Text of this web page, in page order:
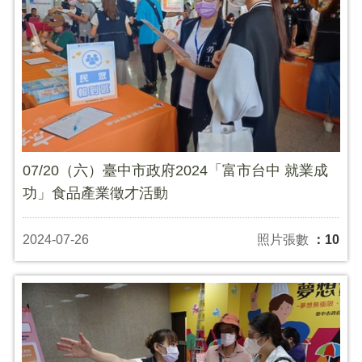
07/20（六）臺中市政府2024「富市台中 就業成
功」食品產業徵才活動
2024-07-26 照片張數 ：10